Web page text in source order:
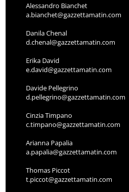
Alessandro Bianchet
a.bianchet@gazzettamatin.com
Danila Chenal
d.chenal@gazzettamatin.com
Erika David
e.david@gazzettamatin.com
Davide Pellegrino
d.pellegrino@gazzettamatin.com
Cinzia Timpano
c.timpano@gazzettamatin.com
Arianna Papalia
a.papalia@gazzettamatin.com
Thomas Piccot
t.piccot@gazzettamatin.com